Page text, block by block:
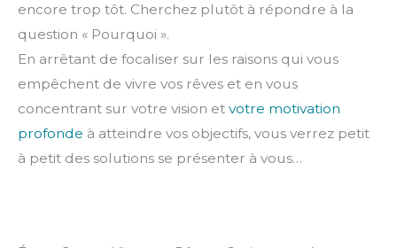
encore trop tôt. Cherchez plutôt à répondre à la
question « Pourquoi ».
En arrêtant de focaliser sur les raisons qui vous
empêchent de vivre vos rêves et en vous
concentrant sur votre vision et votre motivation
profonde à atteindre vos objectifs, vous verrez petit
à petit des solutions se présenter à vous…